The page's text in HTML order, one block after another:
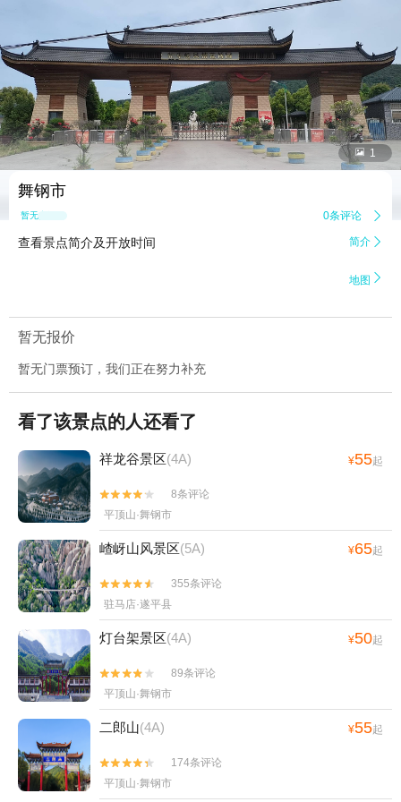
 1
舞钢市
暂无点评 0条评论 
查看景点简介及开放时间 简介 
地图 
暂无报价
暂无门票预订，我们正在努力补充
看了该景点的人还看了
祥龙谷景区(4A) ¥55起


8条评论
平顶山·舞钢市
嵖岈山风景区(5A) ¥65起


355条评论
驻马店·遂平县
灯台架景区(4A) ¥50起


89条评论
平顶山·舞钢市
二郎山(4A) ¥55起


174条评论
平顶山·舞钢市